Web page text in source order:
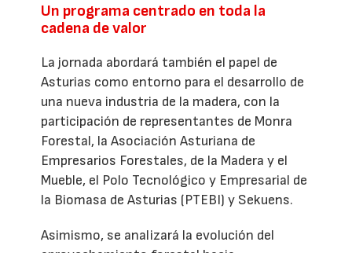
Un programa centrado en toda la
cadena de valor
La jornada abordará también el papel de
Asturias como entorno para el desarrollo de
una nueva industria de la madera, con la
participación de representantes de Monra
Forestal, la Asociación Asturiana de
Empresarios Forestales, de la Madera y el
Mueble, el Polo Tecnológico y Empresarial de
la Biomasa de Asturias (PTEBI) y Sekuens.
Asimismo, se analizará la evolución del